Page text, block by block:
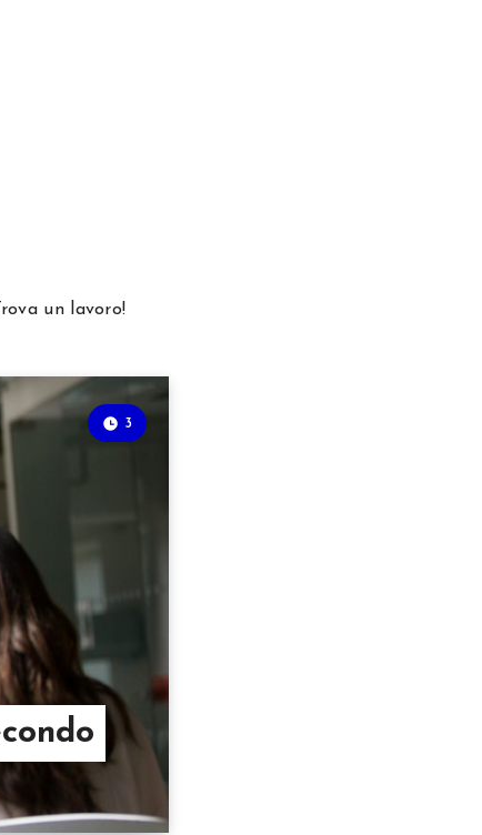
Trova un lavoro!
3